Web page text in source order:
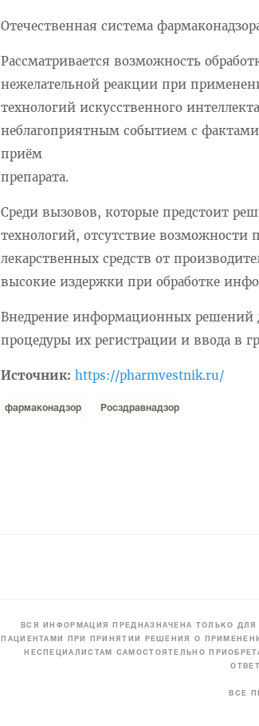
Отечественная система
Рассматривается возможность
нежелательной реакции при
технологий искусственного
неблагоприятным событием с
приём
препарата.
Среди вызовов, которые предстоит
технологий, отсутствие
лекарственных средств от
высокие издержки при обработке
Внедрение информационных
процедуры их регистрации и ввода в
Источник: https://pharmvestnik.ru/
фармаконадзор Росздравнадзор
ВСЯ ИНФОРМАЦИЯ ПРЕДНАЗНАЧЕНА ТОЛЬКО
ПАЦИЕНТАМИ ПРИ ПРИНЯТИИ РЕШЕНИЯ О
НЕСПЕЦИАЛИСТАМ САМОСТОЯТЕЛЬНО
ВСЕ